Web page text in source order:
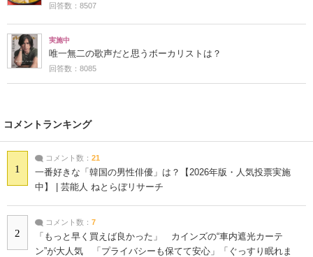
回答数：8507
実施中
唯一無二の歌声だと思うボーカリストは？
回答数：8085
コメントランキング
1
コメント数： 21
一番好きな「韓国の男性俳優」は？【2026年版・人気投票実施
中】 | 芸能人 ねとらぼリサーチ
2
コメント数： 7
「もっと早く買えば良かった」 カインズの“車内遮光カーテ
ン”が大人気 「プライバシーも保てて安心」「ぐっすり眠れま